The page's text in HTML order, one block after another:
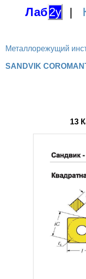
Лаб2у |
Металлорежущий
SANDVIK
13